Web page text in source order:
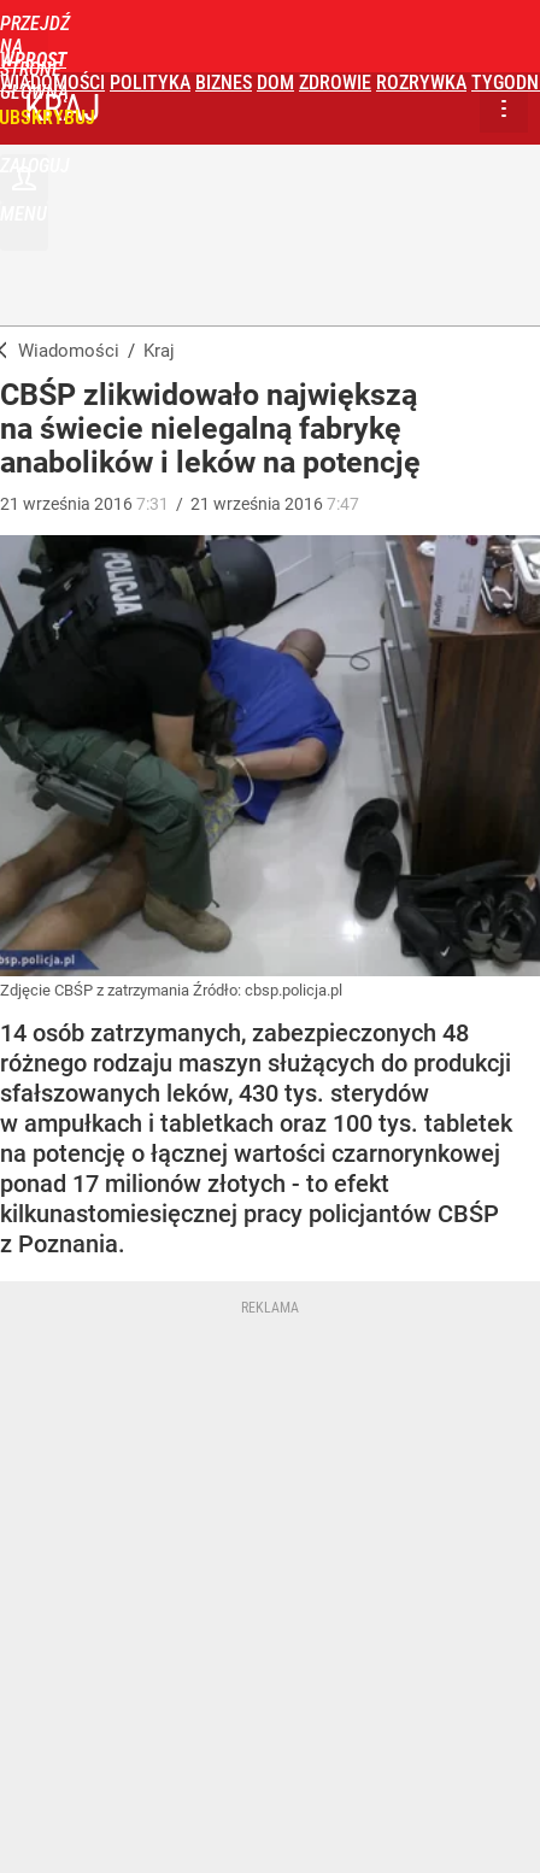
PRZEJDŹ
NA
STRONĘ
GŁÓWNĄ
WPROST
WIADOMOŚCI POLITYKA BIZNES DOM ZDROWIE ROZRYWKA
KRAJ
Wiadomości / Kraj
CBŚP zlikwidowało największą
na świecie nielegalną fabrykę
anabolików i leków na potencję
21 września 20167:31 / 21 września 20167:47
Zdjęcie CBŚP z zatrzymania Źródło: cbsp.policja.pl
14 osób zatrzymanych, zabezpieczonych 48
różnego rodzaju maszyn służących do produkcji
sfałszowanych leków, 430 tys. sterydów
w ampułkach i tabletkach oraz 100 tys. tabletek
na potencję o łącznej wartości czarnorynkowej
ponad 17 milionów złotych - to efekt
kilkunastomiesięcznej pracy policjantów CBŚP
z Poznania.